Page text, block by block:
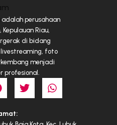
adalah perusahaan
Riau,
di bidang
foto
menjadi
profesional.